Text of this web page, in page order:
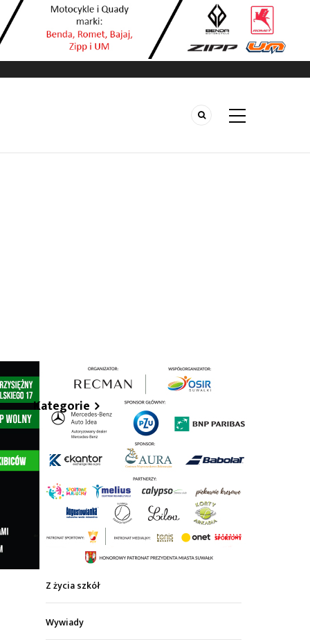
Kategorie
Z życia miasta
Kultura
Wiadomości z regionu
Z życia szkół
Wywiady